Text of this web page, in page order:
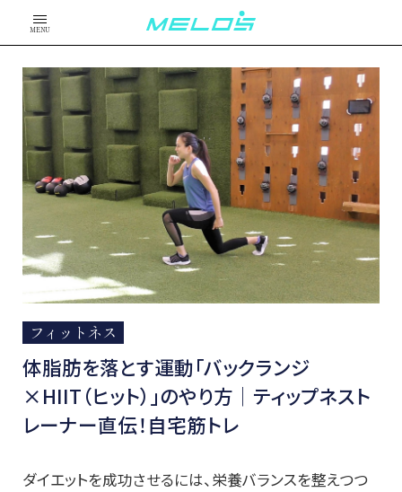
MENU
フィットネス
体脂肪を落とす運動「バックランジ
×HIIT（ヒット）」のやり方│ティップネスト
レーナー直伝！自宅筋トレ
ダイエットを成功させるには、栄養バランスを整えつつ